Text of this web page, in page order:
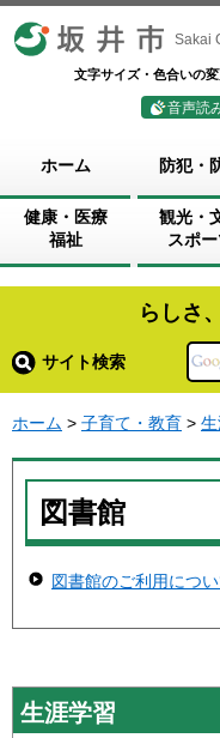
坂井市 Sakai
文字サイズ・色合いの
音声読
ホーム 防犯・
健康・医療
福祉
観光・
スポ
らしさ
サイト検索
ホーム > 子育て・教育 >
図書館
図書館のご利用につ
生涯学習